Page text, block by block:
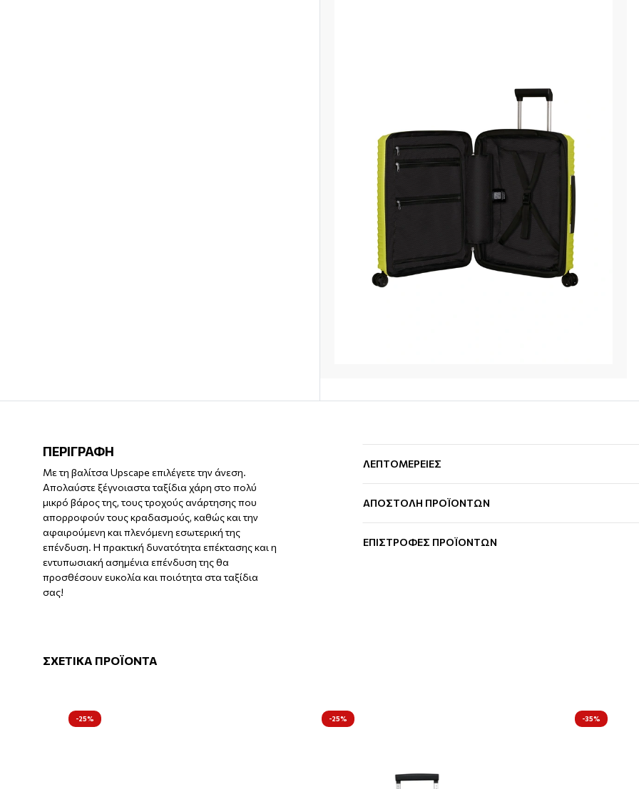
ΠΕΡΙΓΡΑΦΗ
Με τη βαλίτσα Upscape επιλέγετε την άνεση.
Απολαύστε ξέγνοιαστα ταξίδια χάρη στο πολύ
μικρό βάρος της, τους τροχούς ανάρτησης που
απορροφούν τους κραδασμούς, καθώς και την
αφαιρούμενη και πλενόμενη εσωτερική της
επένδυση. Η πρακτική δυνατότητα επέκτασης και η
εντυπωσιακή ασημένια επένδυση της θα
προσθέσουν ευκολία και ποιότητα στα ταξίδια
σας!
ΛΕΠΤΟΜΕΡΕΙΕΣ
ΑΠΟΣΤΟΛΗ ΠΡΟΪΟΝΤΩΝ
ΕΠΙΣΤΡΟΦΕΣ ΠΡΟΪΟΝΤΩΝ
ΣΧΕΤΙΚΑ ΠΡΟΪΟΝΤΑ
-25% -25% -35%